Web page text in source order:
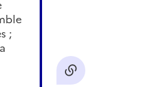
;